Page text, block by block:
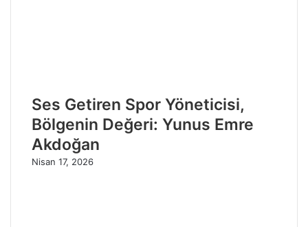
Ses Getiren Spor Yöneticisi,
Bölgenin Değeri: Yunus Emre
Akdoğan
Nisan 17, 2026